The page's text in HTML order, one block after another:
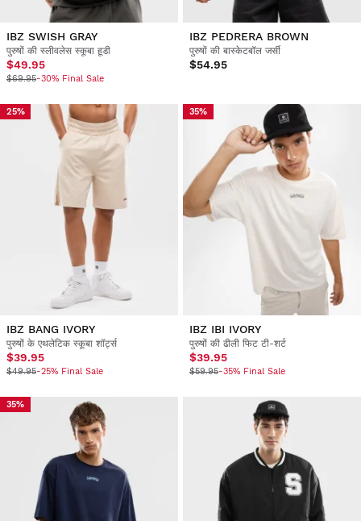
IBZ SWISH GRAY
पुरुषों की स्लीवलेस स्कूबा हूडी
$49.95
$69.95-30% Final Sale
IBZ PEDRERA BROWN
पुरुषों की बास्केटबॉल जर्सी
$54.95
25%
IBZ BANG IVORY
पुरुषों के एथलेटिक स्कूबा शॉर्ट्स
$39.95
$49.95-25% Final Sale
35%
IBZ IBI IVORY
पुरुषों की ढीली फिट टी-शर्ट
$39.95
$59.95-35% Final Sale
35%